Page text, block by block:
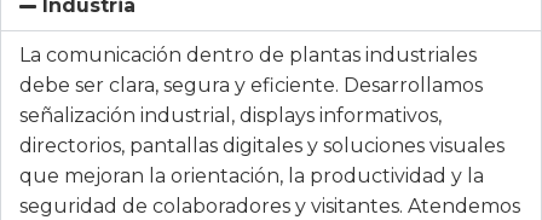
Industria
La comunicación dentro de plantas industriales
debe ser clara, segura y eficiente. Desarrollamos
señalización industrial, displays informativos,
directorios, pantallas digitales y soluciones visuales
que mejoran la orientación, la productividad y la
seguridad de colaboradores y visitantes. Atendemos